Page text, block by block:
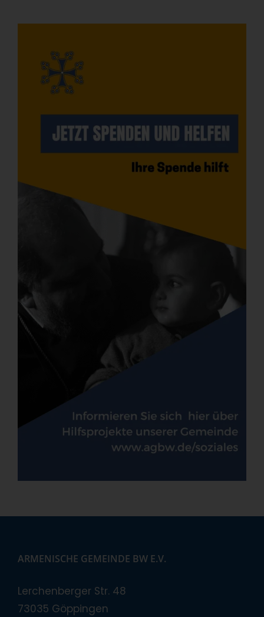
ARMENISCHE GEMEINDE BW E.V.
Lerchenberger Str. 48
73035 Göppingen